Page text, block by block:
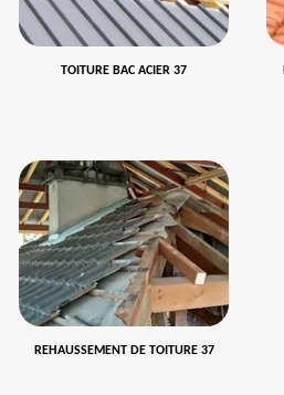
TOITURE BAC ACIER 37
REHAUSSEMENT DE TOITURE 37